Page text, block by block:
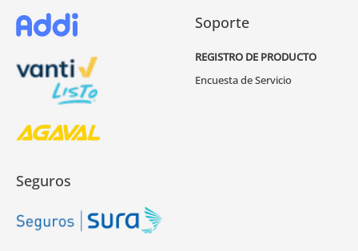
Seguros
Soporte
REGISTRO DE PRODUCTO
Encuesta de Servicio